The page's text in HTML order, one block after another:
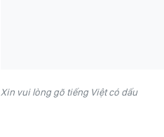
Xin vui lòng gõ tiếng Việt có dấu